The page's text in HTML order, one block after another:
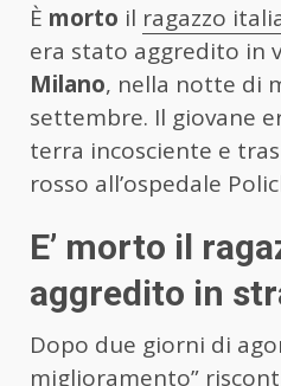
È morto il ragazzo
era stato aggredito in
Milano, nella notte di
settembre. Il giovane
terra incosciente e
rosso all’ospedale
E’ morto il
aggredito in
Dopo due giorni di
miglioramento”